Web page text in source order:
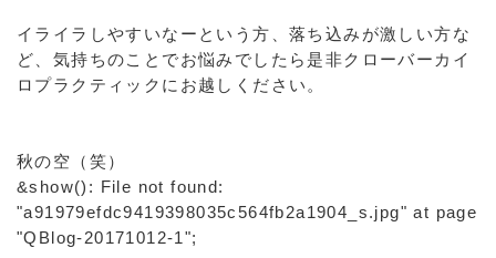
イライラしやすいなーという方、落ち込みが激しい方な
ど、気持ちのことでお悩みでしたら是非クローバーカイ
ロプラクティックにお越しください。
秋の空（笑）
&show(): File not found:
"a91979efdc9419398035c564fb2a1904_s.jpg" at page
"QBlog-20171012-1";